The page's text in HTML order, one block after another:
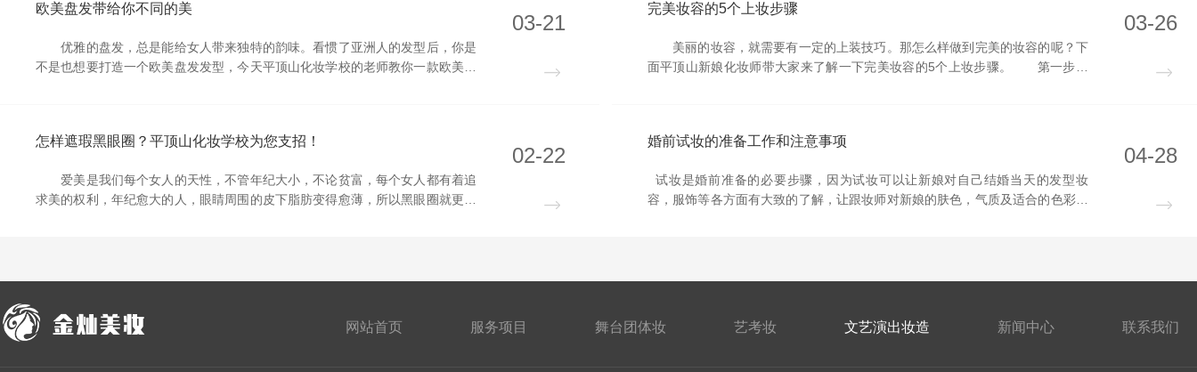
欧美盘发带给你不同的美
优雅的盘发，总是能给女人带来独特的韵味。看惯了亚洲人的发型后，你是
不是也想要打造一个欧美盘发发型，今天平顶山化妆学校的老师教你一款欧美时
03-21
完美妆容的5个上妆步骤
美丽的妆容，就需要有一定的上装技巧。那怎么样做到完美的妆容的呢？下
面平顶山新娘化妆师带大家来了解一下完美妆容的5个上妆步骤。 第一步：
03-26
怎样遮瑕黑眼圈？平顶山化妆学校为您支招！
爱美是我们每个女人的天性，不管年纪大小，不论贫富，每个女人都有着追
求美的权利，年纪愈大的人，眼睛周围的皮下脂肪变得愈薄，所以黑眼圈就更明
02-22
婚前试妆的准备工作和注意事项
试妆是婚前准备的必要步骤，因为试妆可以让新娘对自己结婚当天的发型妆
容，服饰等各方面有大致的了解，让跟妆师对新娘的肤色，气质及适合的色彩搭
04-28
网站首页 服务项目 舞台团体妆 艺考妆 文艺演出妆造 新闻中心 联系我们